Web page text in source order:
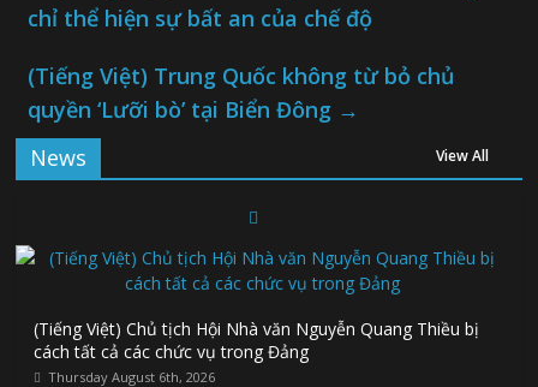
chỉ thể hiện sự bất an của chế độ
(Tiếng Việt) Trung Quốc không từ bỏ chủ
quyền ‘Lưỡi bò’ tại Biển Đông →
News
View All
(Tiếng Việt) Chủ tịch Hội Nhà văn Nguyễn Quang Thiều bị
cách tất cả các chức vụ trong Đảng
Thursday August 6th, 2026